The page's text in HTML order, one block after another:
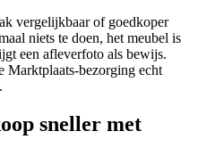
vergelijkbaar of goedkoper
niets te doen, het meubel is
een afleverfoto als bewijs.
Marktplaats-bezorging echt
sneller met